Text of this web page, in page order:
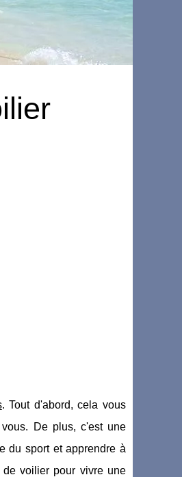
. Tout d'abord, cela vous
De plus, c'est une
du sport et apprendre à
de voilier pour vivre une